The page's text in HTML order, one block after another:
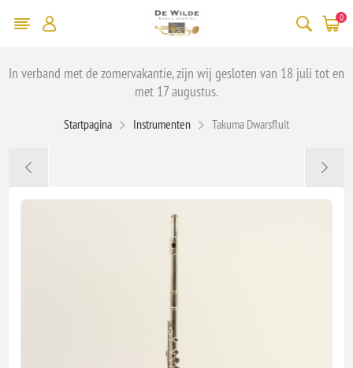
0
In verband met de zomervakantie, zijn wij gesloten van 18 juli tot en
met 17 augustus.
Startpagina Instrumenten Takuma Dwarsfluit